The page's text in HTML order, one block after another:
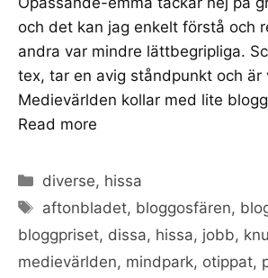
och det kan jag enkelt förstå och
andra var mindre lättbegripliga.
tex, tar en avig ståndpunkt och är
Medievärlden kollar med lite
Read more
Categories
diverse, hissa
Tags
aftonbladet, bloggosfären,
bloggpriset, dissa, hissa, jobb,
medievärlden, mindpark, otippat,